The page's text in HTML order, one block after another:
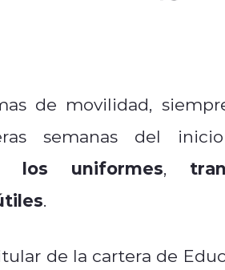
de movilidad,
semanas del
los uniformes,
.
de la cartera de